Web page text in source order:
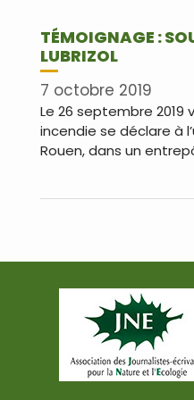
TÉMOIGNAGE :
LUBRIZOL
7 octobre 2019
Le 26 septembre 2019
incendie se déclare à
Rouen, dans un